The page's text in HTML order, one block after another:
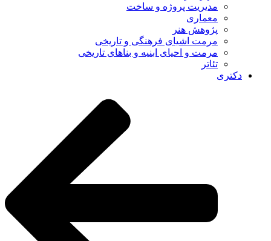
مدیریت پروژه و ساخت
معماری
پژوهش هنر
مرمت اشیای فرهنگی و تاریخی
مرمت و احیای ابنیه و بناهای تاریخی
تئاتر
دکتری